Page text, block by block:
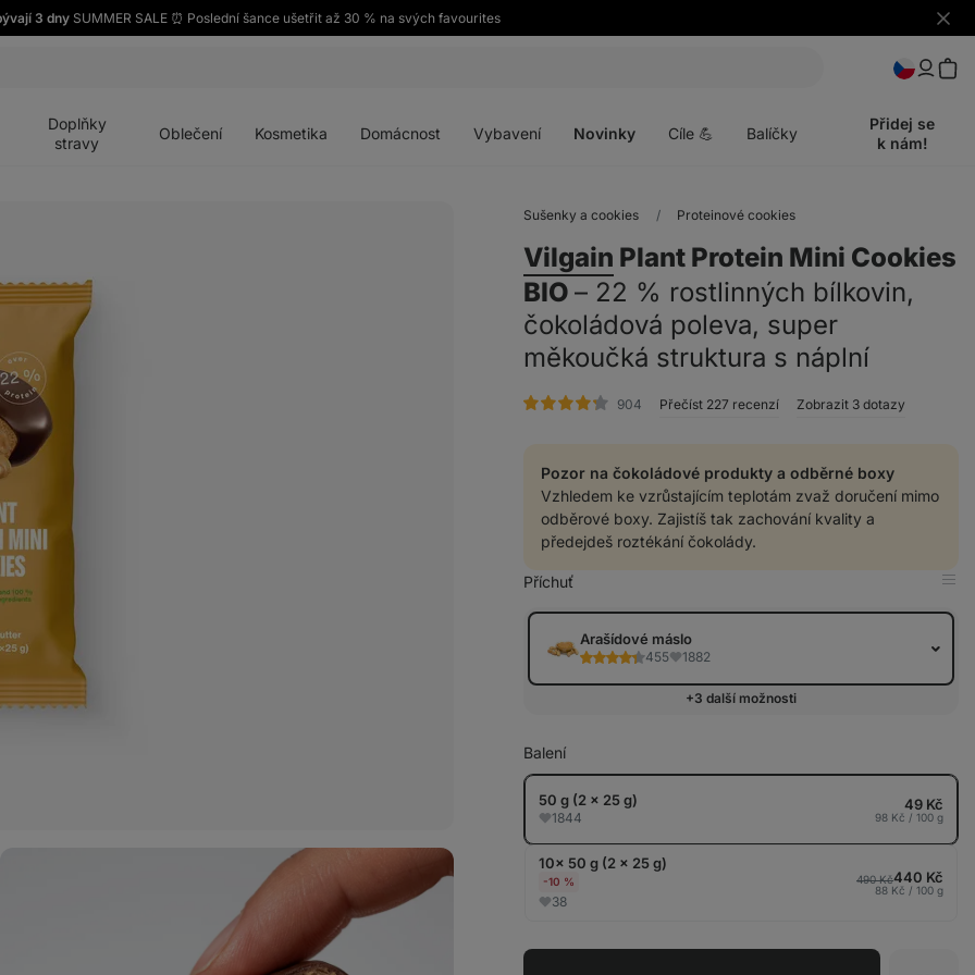
3 dny SUMMER SALE ⏰ Poslední šance ušetřit až 30 % na svých favourites
Skrýt
Doplňky
stravy
Oblečení Kosmetika Domácnost Vybavení Novinky Cíle 💪 Balíčky
Přidej se
k nám!
Sušenky a cookies Proteinové cookies
Vilgain Plant Protein Mini Cookies
BIO ⁠–⁠ 22 % rostlinných bílkovin,
čokoládová poleva, super
měkoučká struktura s náplní
904 hodnocení
Přečíst 227 recenzí Zobrazit 3 dotazy
Pozor na čokoládové produkty a odběrné boxy
Vzhledem ke vzrůstajícím teplotám zvaž doručení mimo
odběrové boxy. Zajistíš tak zachování kvality a
předejdeš roztékání čokolády.
Příchuť
Arašídové máslo
455 1882
+3 další možnosti
Balení
50 g (2 x 25 g)
1844
49 Kč
98 Kč / 100 g
10× 50 g (2 x 25 g)
-10 %
38
490 Kč440 Kč
88 Kč / 100 g